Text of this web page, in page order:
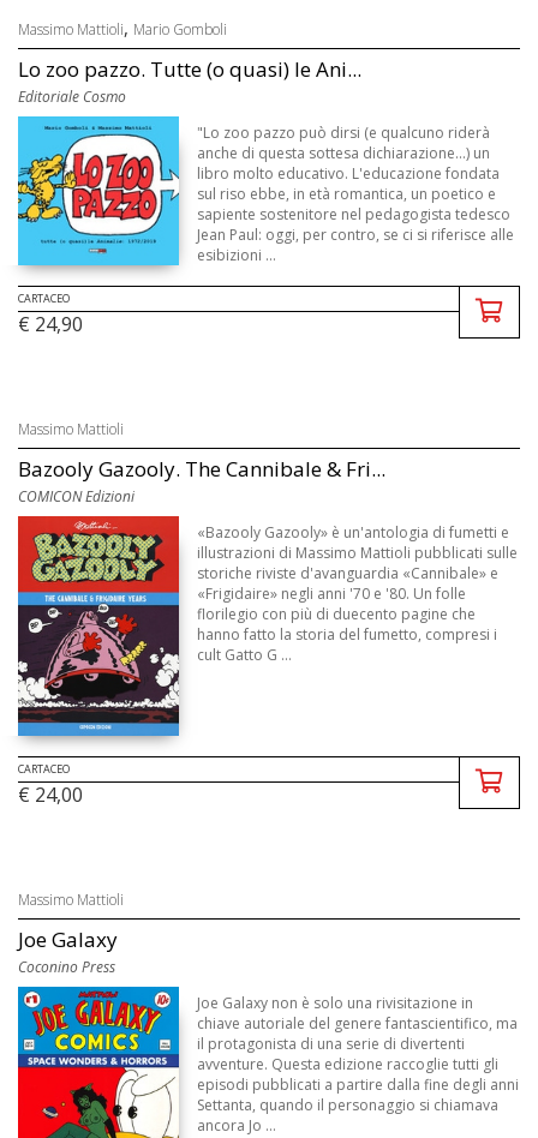
Massimo Mattioli, Mario Gomboli
Lo zoo pazzo. Tutte (o quasi) le Ani...
Editoriale Cosmo
"Lo zoo pazzo può dirsi (e qualcuno riderà
anche di questa sottesa dichiarazione...) un
libro molto educativo. L'educazione fondata
sul riso ebbe, in età romantica, un poetico e
sapiente sostenitore nel pedagogista tedesco
Jean Paul: oggi, per contro, se ci si riferisce alle
esibizioni ...
CARTACEO
€ 24,90
Massimo Mattioli
Bazooly Gazooly. The Cannibale & Fri...
COMICON Edizioni
«Bazooly Gazooly» è un'antologia di fumetti e
illustrazioni di Massimo Mattioli pubblicati sulle
storiche riviste d'avanguardia «Cannibale» e
«Frigidaire» negli anni '70 e '80. Un folle
florilegio con più di duecento pagine che
hanno fatto la storia del fumetto, compresi i
cult Gatto G ...
CARTACEO
€ 24,00
Massimo Mattioli
Joe Galaxy
Coconino Press
Joe Galaxy non è solo una rivisitazione in
chiave autoriale del genere fantascientifico, ma
il protagonista di una serie di divertenti
avventure. Questa edizione raccoglie tutti gli
episodi pubblicati a partire dalla fine degli anni
Settanta, quando il personaggio si chiamava
ancora Jo ...